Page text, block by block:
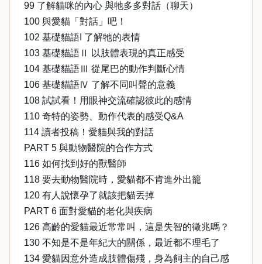
99 了解貓咪的內心 與牠多多對話（聊天）
100 與愛貓「對話」吧！
102 基礎貓語Ι 了解牠的表情
103 基礎貓語Ⅱ 以肢體表現的真正感受
104 基礎貓語Ⅲ 從尾巴的動作判斷心情
106 基礎貓語Ⅳ 了解不同叫聲的意義
108 試試看！用眼神交流確認彼此的感情
110 奇特的姿勢、動作代表的感受Q&A
114 讀者投稿！愛貓與我的對話
PART 5 與動物醫院的合作方式
116 如何找到好的獸醫師
118 要去動物醫院時，愛貓都不肯進外出籠
120 有人說懷孕了就該把貓丟掉
PART 6 面對愛貓的老化與疾病
126 高齡的愛貓最近常常叫，這是失智的徵兆嗎？
130 不知是不是年紀大的關係，最近都不理毛了
134 愛貓因意外造成肢體傷殘，身為飼主的自己感